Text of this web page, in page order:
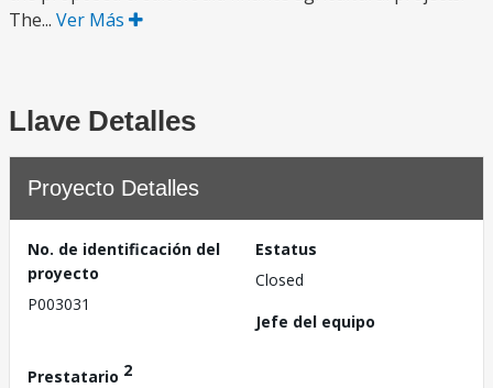
The... Ver Más
Llave Detalles
Proyecto Detalles
No. de identificación del
proyecto
P003031
Estatus
Closed
Jefe del equipo
Prestatario 2